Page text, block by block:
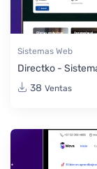
Sistemas Web
Directko -
38 Ventas